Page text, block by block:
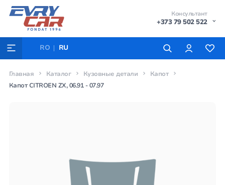
Консультант
+373 79 502 522
RO RU
Главная Каталог Кузовные детали
Капот
Капот CITROEN ZX, 06.91 - 07.97